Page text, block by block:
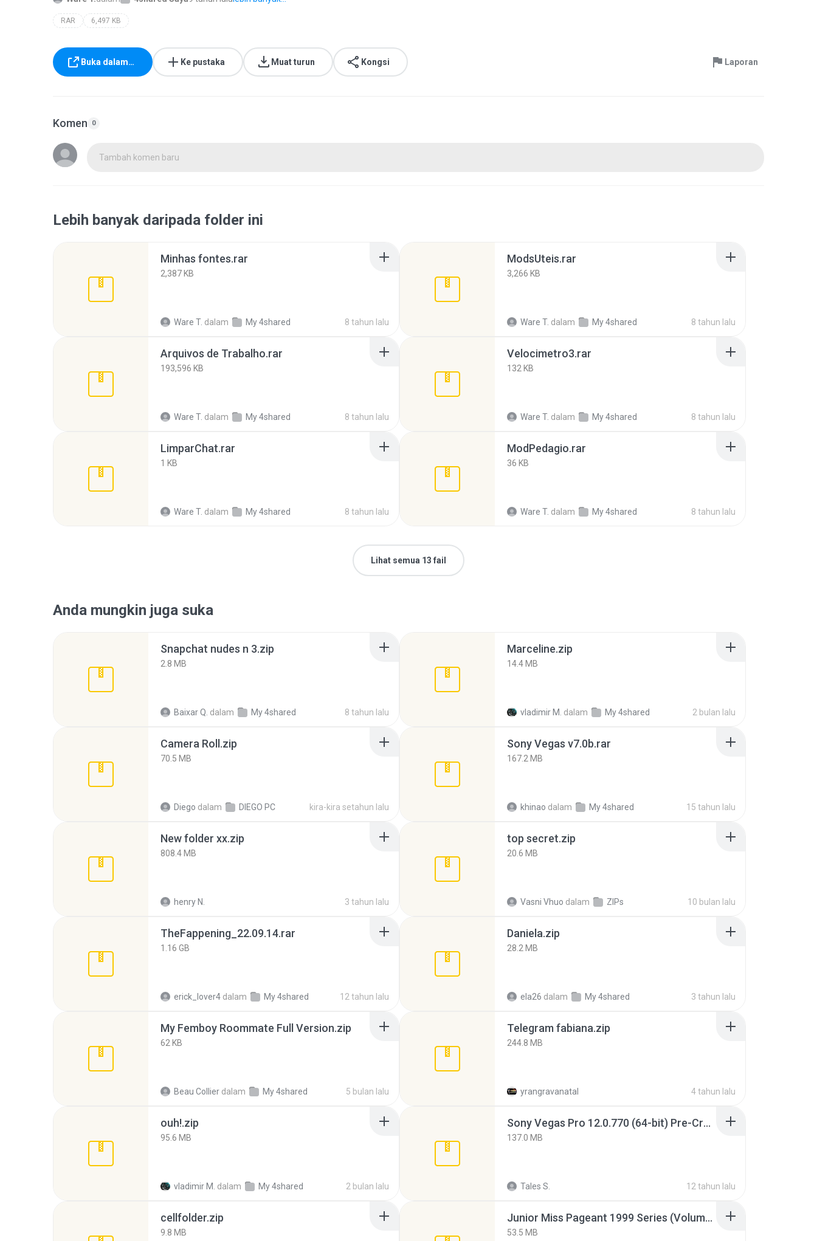
RAR 6,497 KB
Buka dalam… Ke pustaka Muat turun Kongsi Laporan
Komen 0
Tambah komen baru
Lebih banyak daripada folder ini
Minhas fontes.rar
2,387 KB
Ware T. dalam My 4shared 8 tahun lalu
ModsUteis.rar
3,266 KB
Ware T. dalam My 4shared 8 tahun lalu
Arquivos de Trabalho.rar
193,596 KB
Ware T. dalam My 4shared 8 tahun lalu
Velocimetro3.rar
132 KB
Ware T. dalam My 4shared 8 tahun lalu
LimparChat.rar
1 KB
Ware T. dalam My 4shared 8 tahun lalu
ModPedagio.rar
36 KB
Ware T. dalam My 4shared 8 tahun lalu
Lihat semua 13 fail
Anda mungkin juga suka
Snapchat nudes n 3.zip
2.8 MB
Baixar Q. dalam My 4shared 8 tahun lalu
Marceline.zip
14.4 MB
vladimir M. dalam My 4shared 2 bulan lalu
Camera Roll.zip
70.5 MB
Diego dalam DIEGO PC kira-kira setahun lalu
Sony Vegas v7.0b.rar
167.2 MB
khinao dalam My 4shared 15 tahun lalu
New folder xx.zip
808.4 MB
henry N. 3 tahun lalu
top secret.zip
20.6 MB
Vasni Vhuo dalam ZIPs 10 bulan lalu
TheFappening_22.09.14.rar
1.16 GB
erick_lover4 dalam My 4shared 12 tahun lalu
Daniela.zip
28.2 MB
ela26 dalam My 4shared 3 tahun lalu
My Femboy Roommate Full Version.zip
62 KB
Beau Collier dalam My 4shared 5 bulan lalu
Telegram fabiana.zip
244.8 MB
yrangravanatal 4 tahun lalu
ouh!.zip
95.6 MB
vladimir M. dalam My 4shared 2 bulan lalu
Sony Vegas Pro 12.0.770 (64-bit) Pre-Cracked.zip
137.0 MB
Tales S. 12 tahun lalu
cellfolder.zip
9.8 MB
Junior Miss Pageant 1999 Series (Volume I Part I NC 6).7z
53.5 MB